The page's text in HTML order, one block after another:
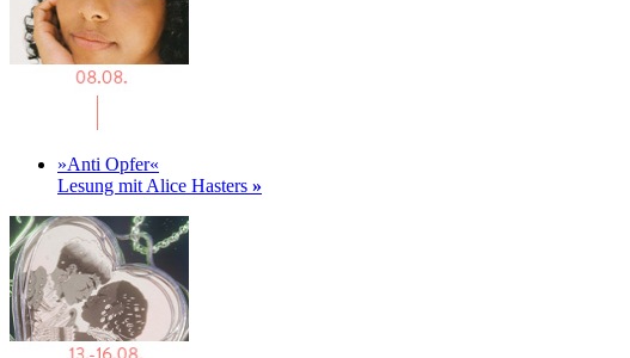
»Anti Opfer«
Lesung mit Alice Hasters »